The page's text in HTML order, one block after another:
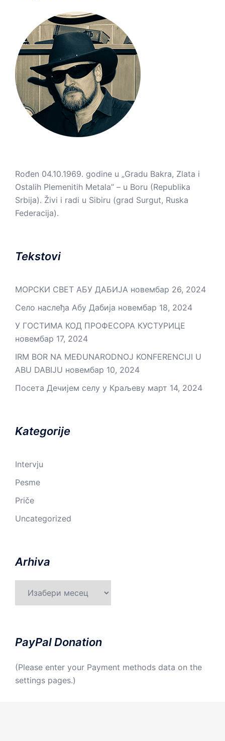
Rođen 04.10.1969. godine u „Gradu Bakra, Zlata i
Ostalih Plemenitih Metala” – u Boru (Republika
Srbija). Živi i radi u Sibiru (grad Surgut, Ruska
Federacija).
Tekstovi
МОРСКИ СВЕТ АБУ ДАБИЈА новембар 26, 2024
Село наслеђа Абу Дабија новембар 18, 2024
У ГОСТИМА КОД ПРОФЕСОРА КУСТУРИЦЕ
новембар 17, 2024
IRM BOR NA MEĐUNARODNOJ KONFERENCIJI U
ABU DABIJU новембар 10, 2024
Посета Дечијем селу у Краљеву март 14, 2024
Kategorije
Intervju
Pesme
Priče
Uncategorized
Arhiva
PayPal Donation
(Please enter your Payment methods data on the
settings pages.)